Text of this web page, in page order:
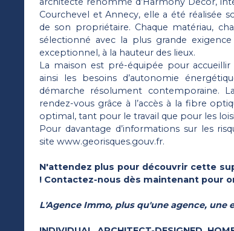
Courchevel et Annecy, elle a été réalisée
de son propriétaire. Chaque matériau,
sélectionné avec la plus grande
exceptionnel, à la hauteur des lieux.
La maison est pré-équipée pour
ainsi les besoins d’autonomie
démarche résolument contemporaine.
rendez-vous grâce à l’accès à la fibre
optimal, tant pour le travail que pour les
Pour davantage d’informations sur les
site www.georisques.gouv.fr.
N'attendez plus pour découvrir cette
! Contactez-nous dès maintenant pour
L'Agence Immo, plus qu'une agence, une